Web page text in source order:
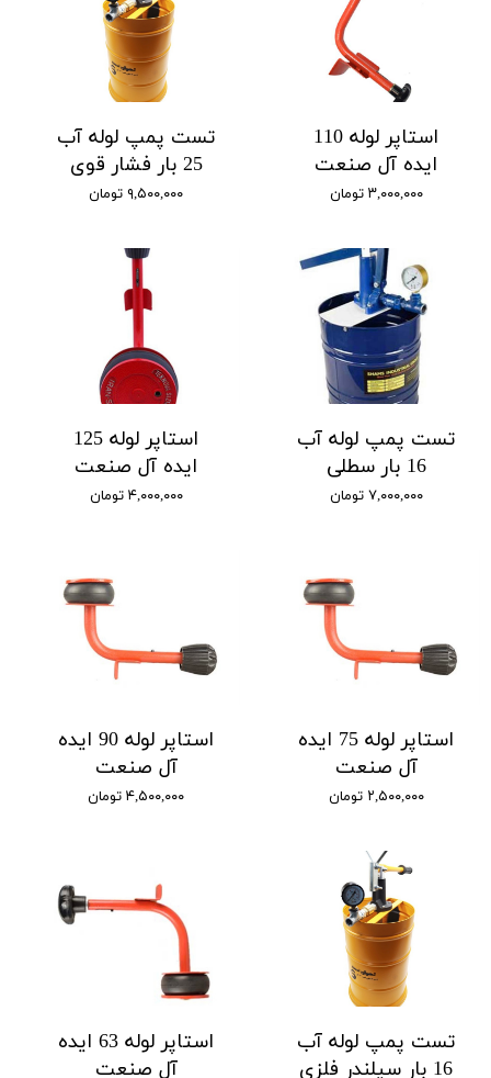
استاپر لوله 110
ایده آل صنعت
۳,۰۰۰,۰۰۰ تومان
تست پمپ لوله آب
25 بار فشار قوی
۹,۵۰۰,۰۰۰ تومان
تست پمپ لوله آب
16 بار سطلی
۷,۰۰۰,۰۰۰ تومان
استاپر لوله 125
ایده آل صنعت
۴,۰۰۰,۰۰۰ تومان
استاپر لوله 75 ایده
آل صنعت
۲,۵۰۰,۰۰۰ تومان
استاپر لوله 90 ایده
آل صنعت
۴,۵۰۰,۰۰۰ تومان
تست پمپ لوله آب
16 بار سیلندر فلزی
استاپر لوله 63 ایده
آل صنعت